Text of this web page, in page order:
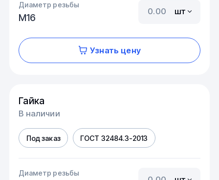
Диаметр резьбы
М16
шт
Узнать цену
Гайка
В наличии
Под заказ ГОСТ 32484.3-2013
Диаметр резьбы